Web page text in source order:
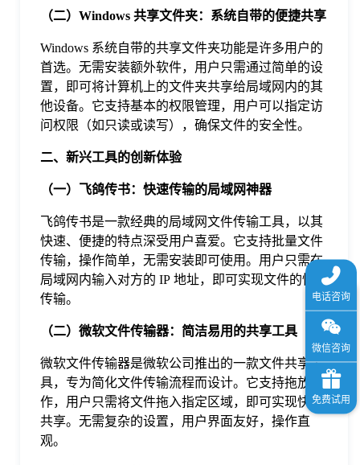
（二）Windows 共享文件夹：系统自带的便捷共享
Windows 系统自带的共享文件夹功能是许多用户的
首选。无需安装额外软件，用户只需通过简单的设
置，即可将计算机上的文件夹共享给局域网内的其
他设备。它支持基本的权限管理，用户可以指定访
问权限（如只读或读写），确保文件的安全性。
二、新兴工具的创新体验
（一）飞鸽传书：快速传输的局域网神器
飞鸽传书是一款经典的局域网文件传输工具，以其
快速、便捷的特点深受用户喜爱。它支持批量文件
传输，操作简单，无需安装即可使用。用户只需在
局域网内输入对方的 IP 地址，即可实现文件的快速
传输。
（二）微软文件传输器：简洁易用的共享工具
微软文件传输器是微软公司推出的一款文件共享工
具，专为简化文件传输流程而设计。它支持拖放操
作，用户只需将文件拖入指定区域，即可实现快速
共享。无需复杂的设置，用户界面友好，操作直
观。